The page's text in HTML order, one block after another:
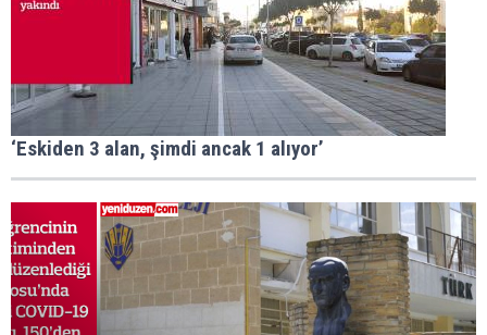
‘Eskiden 3 alan, şimdi ancak 1 alıyor’